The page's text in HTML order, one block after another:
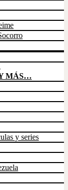
MÁS…
y series